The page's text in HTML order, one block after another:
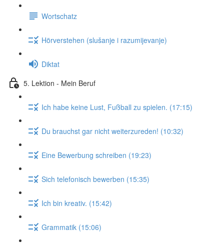
Wortschatz
Hörverstehen (slušanje i razumijevanje)
Diktat
5. Lektion - Mein Beruf
Ich habe keine Lust, Fußball zu spielen. (17:15)
Du brauchst gar nicht weiterzureden! (10:32)
Eine Bewerbung schreiben (19:23)
Sich telefonisch bewerben (15:35)
Ich bin kreativ. (15:42)
Grammatik (15:06)